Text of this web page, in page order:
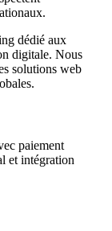
dédié aux
digitale. Nous
solutions web
paiement
et intégration